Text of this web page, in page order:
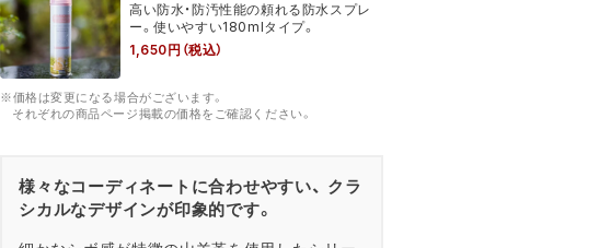
高い防水・防汚性能の頼れる防水スプレ
ー。使いやすい180mlタイプ。
1,650円（税込）
※価格は変更になる場合がございます。
それぞれの商品ページ掲載の価格をご確認ください。
様々なコーディネートに合わせやすい、 クラ
シカルなデザインが印象的です。